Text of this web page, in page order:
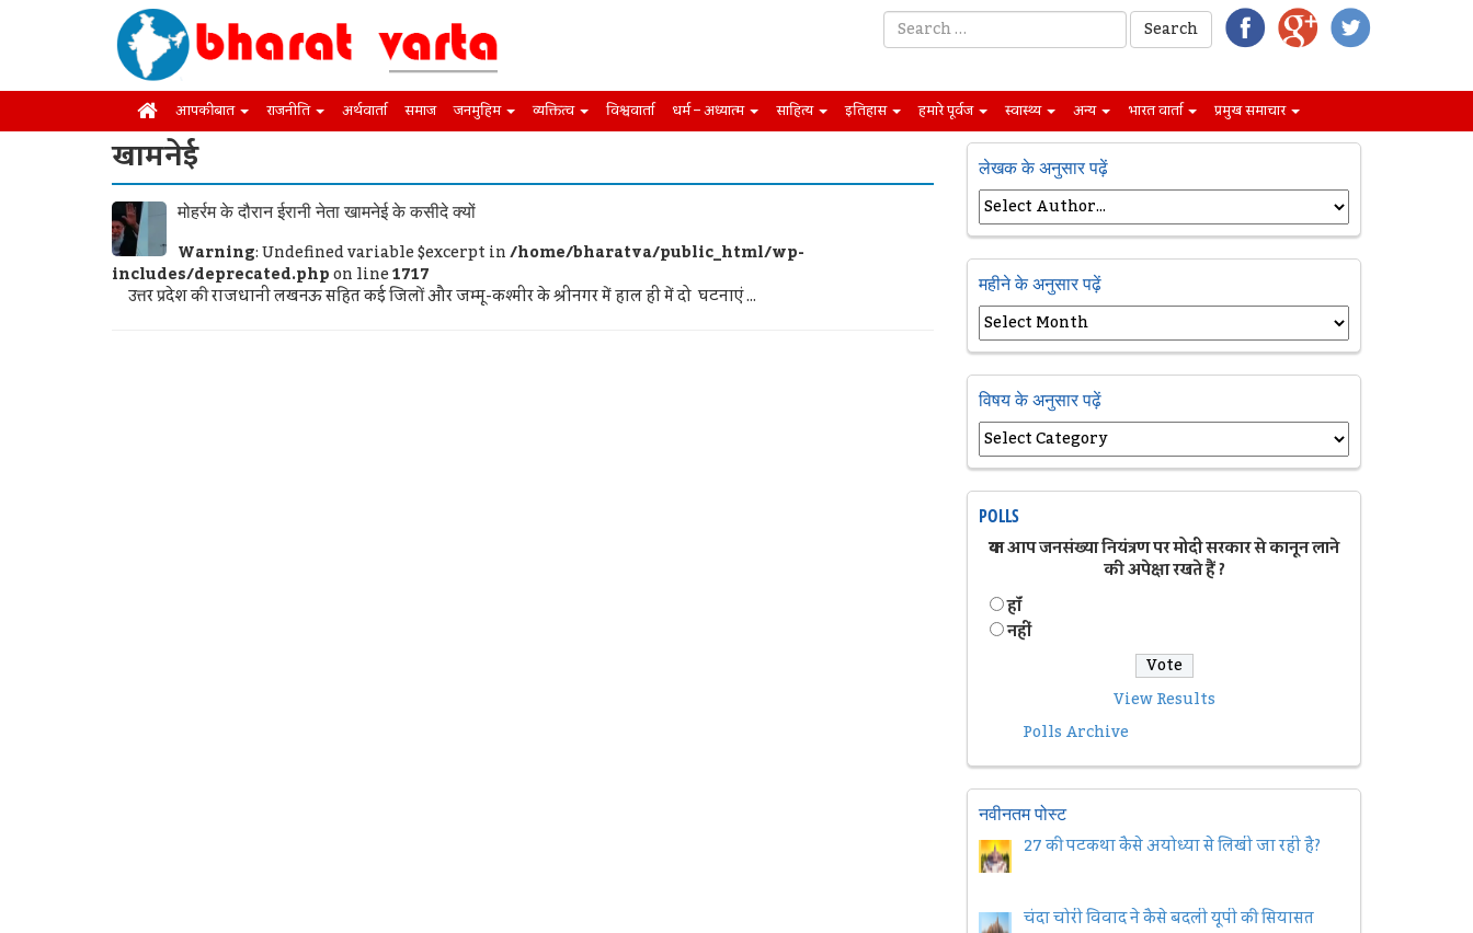
आपकी बात राजनीति अर्थवार्ता समाज जनमुहिम व्यक्तित्व विश्ववार्ता धर्म – अध्यात्म साहित्य इतिहास हमारे पूर्वज स्वास्थ्य अन्य भारत वार्ता प्रमुख समाचार
खामनेई
मोहर्रम के दौरान ईरानी नेता खामनेई के कसीदे क्यों
Warning: Undefined variable $excerpt in/home/bharatva/public_html/wp-
includes/deprecated.phpon line1717
उत्तर प्रदेश की राजधानी लखनऊ सहित कई जिलों और जम्मू-कश्मीर के श्रीनगर में हाल ही में दो घटनाएं ...
लेखक के अनुसार पढ़ें
महीने के अनुसार पढ़ें
विषय के अनुसार पढ़ें
POLLS
क्या आप जनसंख्या नियंत्रण पर मोदी सरकार से कानून लाने
की अपेक्षा रखते हैं ?
हॉं
नहीं
View Results
Polls Archive
नवीनतम पोस्ट
27 की पटकथा कैसे अयोध्या से लिखी जा रही है?
चंदा चोरी विवाद ने कैसे बदली यूपी की सियासत